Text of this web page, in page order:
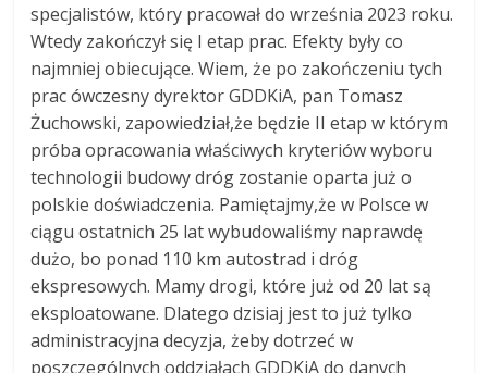
specjalistów, który pracował do września 2023 roku.
Wtedy zakończył się I etap prac. Efekty były co
najmniej obiecujące. Wiem, że po zakończeniu tych
prac ówczesny dyrektor GDDKiA, pan Tomasz
Żuchowski, zapowiedział,że będzie II etap w którym
próba opracowania właściwych kryteriów wyboru
technologii budowy dróg zostanie oparta już o
polskie doświadczenia. Pamiętajmy,że w Polsce w
ciągu ostatnich 25 lat wybudowaliśmy naprawdę
dużo, bo ponad 110 km autostrad i dróg
ekspresowych. Mamy drogi, które już od 20 lat są
eksploatowane. Dlatego dzisiaj jest to już tylko
administracyjna decyzja, żeby dotrzeć w
poszczególnych oddziałach GDDKiA do danych